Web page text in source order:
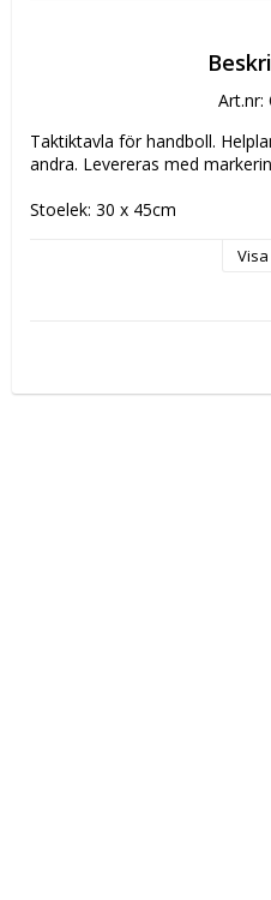
Art.nr:
Taktiktavla för handboll.
andra. Levereras med
Stoelek: 30 x 45cm